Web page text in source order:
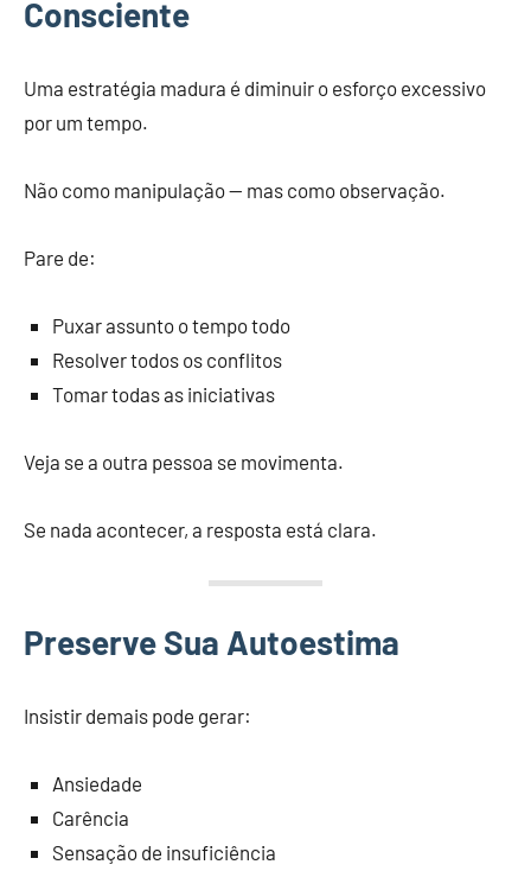
Consciente
Uma estratégia madura é diminuir o esforço excessivo
por um tempo.
Não como manipulação — mas como observação.
Pare de:
Puxar assunto o tempo todo
Resolver todos os conflitos
Tomar todas as iniciativas
Veja se a outra pessoa se movimenta.
Se nada acontecer, a resposta está clara.
Preserve Sua Autoestima
Insistir demais pode gerar:
Ansiedade
Carência
Sensação de insuficiência